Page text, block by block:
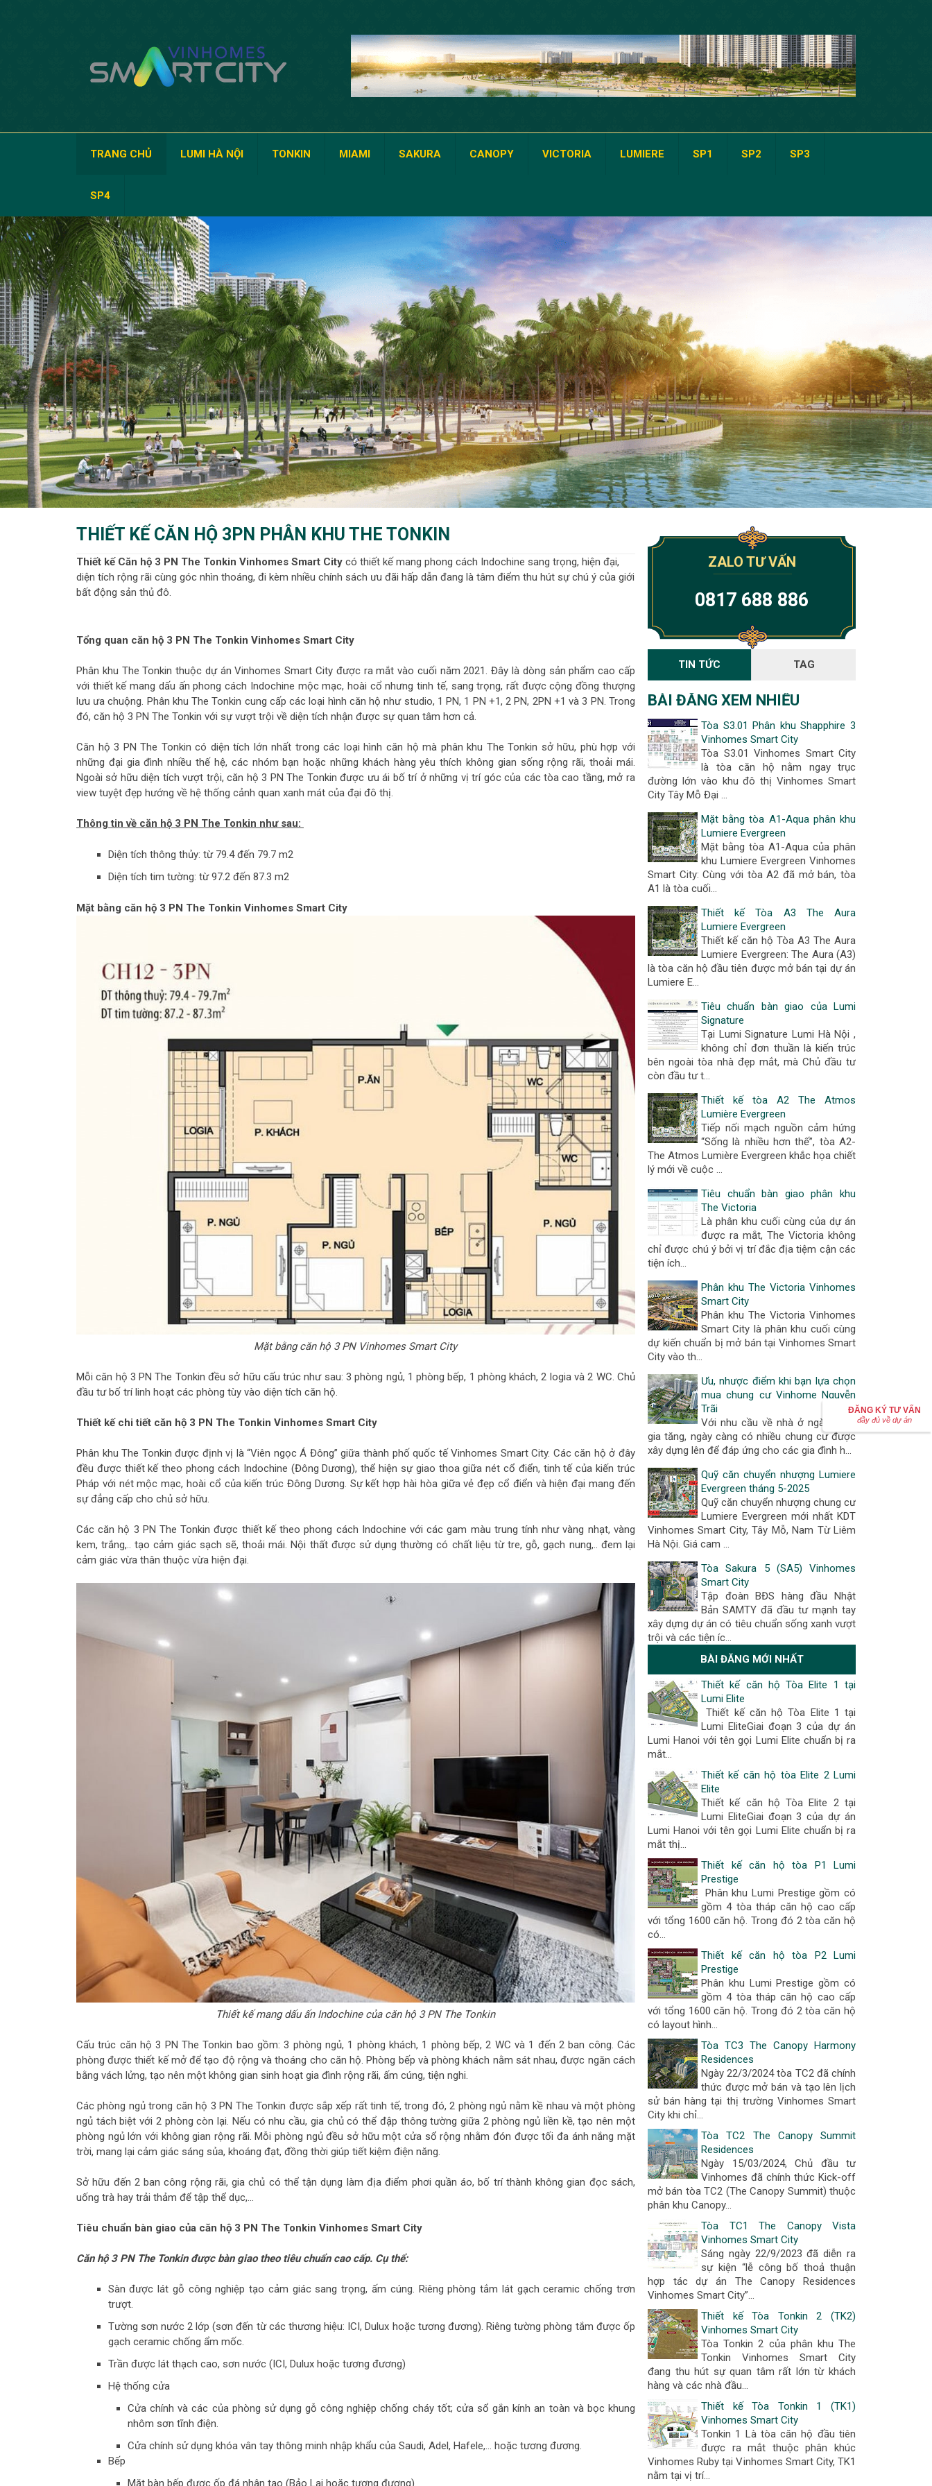
TRANG CHỦ LUMI HÀ NỘI TONKIN MIAMI SAKURA CANOPY VICTORIA LUMIERE SP1 SP2 SP3
SP4
THIẾT KẾ CĂN HỘ 3PN PHÂN KHU THE TONKIN
Thiết kế Căn hộ 3 PN The Tonkin Vinhomes Smart City có thiết kế mang phong cách Indochine sang trọng, hiện đại,
diện tích rộng rãi cùng góc nhìn thoáng, đi kèm nhiều chính sách ưu đãi hấp dẫn đang là tâm điểm thu hút sự chú ý của giới
bất động sản thủ đô.
Tổng quan căn hộ 3 PN The Tonkin Vinhomes Smart City
Phân khu The Tonkin thuộc dự án Vinhomes Smart City được ra mắt vào cuối năm 2021. Đây là dòng sản phẩm cao cấp
với thiết kế mang dấu ấn phong cách Indochine mộc mạc, hoài cổ nhưng tinh tế, sang trọng, rất được cộng đồng thượng
lưu ưa chuộng. Phân khu The Tonkin cung cấp các loại hình căn hộ như studio, 1 PN, 1 PN +1, 2 PN, 2PN +1 và 3 PN. Trong
đó, căn hộ 3 PN The Tonkin với sự vượt trội về diện tích nhận được sự quan tâm hơn cả.
Căn hộ 3 PN The Tonkin có diện tích lớn nhất trong các loại hình căn hộ mà phân khu The Tonkin sở hữu, phù hợp với
những đại gia đình nhiều thế hệ, các nhóm bạn hoặc những khách hàng yêu thích không gian sống rộng rãi, thoải mái.
Ngoài sở hữu diện tích vượt trội, căn hộ 3 PN The Tonkin được ưu ái bố trí ở những vị trí góc của các tòa cao tầng, mở ra
view tuyệt đẹp hướng về hệ thống cảnh quan xanh mát của đại đô thị.
Thông tin về căn hộ 3 PN The Tonkin như sau:
Diện tích thông thủy: từ 79.4 đến 79.7 m2
Diện tích tim tường: từ 97.2 đến 87.3 m2
Mặt bằng căn hộ 3 PN The Tonkin Vinhomes Smart City
Mặt bằng căn hộ 3 PN Vinhomes Smart City
Mỗi căn hộ 3 PN The Tonkin đều sở hữu cấu trúc như sau: 3 phòng ngủ, 1 phòng bếp, 1 phòng khách, 2 logia và 2 WC. Chủ
đầu tư bố trí linh hoạt các phòng tùy vào diện tích căn hộ.
Thiết kế chi tiết căn hộ 3 PN The Tonkin Vinhomes Smart City
Phân khu The Tonkin được định vị là “Viên ngọc Á Đông” giữa thành phố quốc tế Vinhomes Smart City. Các căn hộ ở đây
đều được thiết kế theo phong cách Indochine (Đông Dương), thể hiện sự giao thoa giữa nét cổ điển, tinh tế của kiến trúc
Pháp với nét mộc mạc, hoài cổ của kiến trúc Đông Dương. Sự kết hợp hài hòa giữa vẻ đẹp cổ điển và hiện đại mang đến
sự đẳng cấp cho chủ sở hữu.
Các căn hộ 3 PN The Tonkin được thiết kế theo phong cách Indochine với các gam màu trung tính như vàng nhạt, vàng
kem, trắng,.. tạo cảm giác sạch sẽ, thoải mái. Nội thất được sử dụng thường có chất liệu từ tre, gỗ, gạch nung,.. đem lại
cảm giác vừa thân thuộc vừa hiện đại.
Thiết kế mang dấu ấn Indochine của căn hộ 3 PN The Tonkin
Cấu trúc căn hộ 3 PN The Tonkin bao gồm: 3 phòng ngủ, 1 phòng khách, 1 phòng bếp, 2 WC và 1 đến 2 ban công. Các
phòng được thiết kế mở để tạo độ rộng và thoáng cho căn hộ. Phòng bếp và phòng khách nằm sát nhau, được ngăn cách
bằng vách lửng, tạo nên một không gian sinh hoạt gia đình rộng rãi, ấm cúng, tiện nghi.
Các phòng ngủ trong căn hộ 3 PN The Tonkin được sắp xếp rất tinh tế, trong đó, 2 phòng ngủ nằm kề nhau và một phòng
ngủ tách biệt với 2 phòng còn lại. Nếu có nhu cầu, gia chủ có thể đập thông tường giữa 2 phòng ngủ liền kề, tạo nên một
phòng ngủ lớn với không gian rộng rãi. Mỗi phòng ngủ đều sở hữu một cửa sổ rộng nhằm đón được tối đa ánh nắng mặt
trời, mang lại cảm giác sáng sủa, khoáng đạt, đồng thời giúp tiết kiệm điện năng.
Sở hữu đến 2 ban công rộng rãi, gia chủ có thể tận dụng làm địa điểm phơi quần áo, bố trí thành không gian đọc sách,
uống trà hay trải thảm để tập thể dục,...
Tiêu chuẩn bàn giao của căn hộ 3 PN The Tonkin Vinhomes Smart City
Căn hộ 3 PN The Tonkin được bàn giao theo tiêu chuẩn cao cấp. Cụ thể:
Sàn được lát gỗ công nghiệp tạo cảm giác sang trọng, ấm cúng. Riêng phòng tắm lát gạch ceramic chống trơn
trượt.
Tường sơn nước 2 lớp (sơn đến từ các thương hiệu: ICI, Dulux hoặc tương đương). Riêng tường phòng tắm được ốp
gạch ceramic chống ẩm mốc.
Trần được lát thạch cao, sơn nước (ICI, Dulux hoặc tương đương)
Hệ thống cửa
Cửa chính và các của phòng sử dụng gỗ công nghiệp chống cháy tốt; cửa sổ gắn kính an toàn và bọc khung
nhôm sơn tĩnh điện.
Cửa chính sử dụng khóa vân tay thông minh nhập khẩu của Saudi, Adel, Hafele,... hoặc tương đương.
Bếp
ZALO TƯ VẤN
0817 688 886
TIN TỨC TAG
BÀI ĐĂNG XEM NHIỀU
Tòa S3.01 Phân khu Shapphire 3
Vinhomes Smart City
Tòa S3.01 Vinhomes Smart City
là tòa căn hộ nằm ngay trục
đường lớn vào khu đô thị Vinhomes Smart
City Tây Mỗ Đại …
Mặt bằng tòa A1-Aqua phân khu
Lumiere Evergreen
Mặt bằng tòa A1-Aqua của phân
khu Lumiere Evergreen Vinhomes
Smart City: Cùng với tòa A2 đã mở bán, tòa
A1 là tòa cuối…
Thiết kế Tòa A3 The Aura
Lumiere Evergreen
Thiết kế căn hộ Tòa A3 The Aura
Lumiere Evergreen: The Aura (A3)
là tòa căn hộ đầu tiên được mở bán tại dự án
Lumiere E…
Tiêu chuẩn bàn giao của Lumi
Signature
Tại Lumi Signature Lumi Hà Nội ,
không chỉ đơn thuần là kiến trúc
bên ngoài tòa nhà đẹp mắt, mà Chủ đầu tư
còn đầu tư t…
Thiết kế tòa A2 The Atmos
Lumière Evergreen
Tiếp nối mạch nguồn cảm hứng
“Sống là nhiều hơn thế”, tòa A2-
The Atmos Lumière Evergreen khắc họa chiết
lý mới về cuộc …
Tiêu chuẩn bàn giao phân khu
The Victoria
Là phân khu cuối cùng của dự án
được ra mắt, The Victoria không
chỉ được chú ý bởi vị trí đắc địa tiệm cận các
tiện ích…
Phân khu The Victoria Vinhomes
Smart City
Phân khu The Victoria Vinhomes
Smart City là phân khu cuối cùng
dự kiến chuẩn bị mở bán tại Vinhomes Smart
City vào th…
Ưu, nhược điểm khi bạn lựa chọn
mua chung cư Vinhome Nguyễn
Trãi
Với nhu cầu về nhà ở ngày càng
gia tăng, ngày càng có nhiều chung cư được
xây dựng lên để đáp ứng cho các gia đình h…
Quỹ căn chuyển nhượng Lumiere
Evergreen tháng 5-2025
Quỹ căn chuyển nhượng chung cư
Lumiere Evergreen mới nhất KDT
Vinhomes Smart City, Tây Mỗ, Nam Từ Liêm
Hà Nội. Giá cam …
Tòa Sakura 5 (SA5) Vinhomes
Smart City
Tập đoàn BĐS hàng đầu Nhật
Bản SAMTY đã đầu tư mạnh tay
xây dựng dự án có tiêu chuẩn sống xanh vượt
trội và các tiện íc…
BÀI ĐĂNG MỚI NHẤT
Thiết kế căn hộ Tòa Elite 1 tại
Lumi Elite
Thiết kế căn hộ Tòa Elite 1 tại
Lumi EliteGiai đoạn 3 của dự án
Lumi Hanoi với tên gọi Lumi Elite chuẩn bị ra
mắt...
Thiết kế căn hộ tòa Elite 2 Lumi
Elite
Thiết kế căn hộ Tòa Elite 2 tại
Lumi EliteGiai đoạn 3 của dự án
Lumi Hanoi với tên gọi Lumi Elite chuẩn bị ra
mắt thị...
Thiết kế căn hộ tòa P1 Lumi
Prestige
Phân khu Lumi Prestige gồm có
gồm 4 tòa tháp căn hộ cao cấp
với tổng 1600 căn hộ. Trong đó 2 tòa căn hộ
có...
Thiết kế căn hộ tòa P2 Lumi
Prestige
Phân khu Lumi Prestige gồm có
gồm 4 tòa tháp căn hộ cao cấp
với tổng 1600 căn hộ. Trong đó 2 tòa căn hộ
có layout hình...
Tòa TC3 The Canopy Harmony
Residences
Ngày 22/3/2024 tòa TC2 đã chính
thức được mở bán và tạo lên lịch
sử bán hàng tại thị trường Vinhomes Smart
City khi chỉ...
Tòa TC2 The Canopy Summit
Residences
Ngày 15/03/2024, Chủ đầu tư
Vinhomes đã chính thức Kick-off
mở bán tòa TC2 (The Canopy Summit) thuộc
phân khu Canopy...
Tòa TC1 The Canopy Vista
Vinhomes Smart City
Sáng ngày 22/9/2023 đã diễn ra
sự kiện “lễ công bố thoả thuận
hợp tác dự án The Canopy Residences
Vinhomes Smart City”...
Thiết kế Tòa Tonkin 2 (TK2)
Vinhomes Smart City
Tòa Tonkin 2 của phân khu The
Tonkin Vinhomes Smart City
đang thu hút sự quan tâm rất lớn từ khách
hàng và các nhà đầu...
Thiết kế Tòa Tonkin 1 (TK1)
Vinhomes Smart City
Tonkin 1 Là tòa căn hộ đầu tiên
được ra mắt thuộc phân khúc
Vinhomes Ruby tại Vinhomes Smart City, TK1
nằm tại vị trí...
ĐĂNG KÝ TƯ VẤN
đầy đủ về dự án